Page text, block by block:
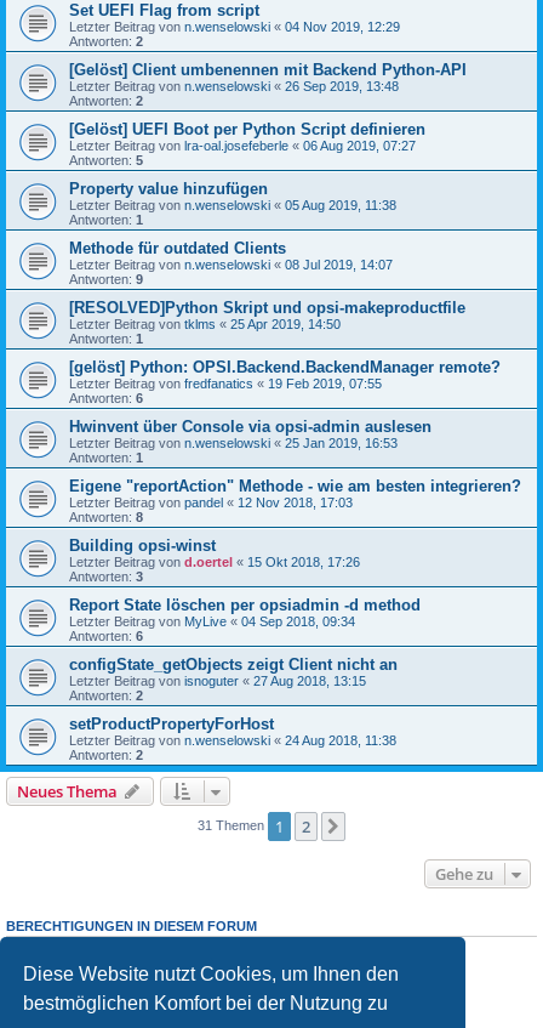
Diese Website nutzt Cookies, um Ihnen den
bestmöglichen Komfort bei der Nutzung zu
Set UEFI Flag from script
Letzter Beitrag von n.wenselowski « 04 Nov 2019, 12:29
Antworten: 2
[Gelöst] Client umbenennen mit Backend Python-API
Letzter Beitrag von n.wenselowski « 26 Sep 2019, 13:48
Antworten: 2
[Gelöst] UEFI Boot per Python Script definieren
Letzter Beitrag von lra-oal.josefeberle « 06 Aug 2019, 07:27
Antworten: 5
Property value hinzufügen
Letzter Beitrag von n.wenselowski « 05 Aug 2019, 11:38
Antworten: 1
Methode für outdated Clients
Letzter Beitrag von n.wenselowski « 08 Jul 2019, 14:07
Antworten: 9
[RESOLVED]Python Skript und opsi-makeproductfile
Letzter Beitrag von tklms « 25 Apr 2019, 14:50
Antworten: 1
[gelöst] Python: OPSI.Backend.BackendManager remote?
Letzter Beitrag von fredfanatics « 19 Feb 2019, 07:55
Antworten: 6
Hwinvent über Console via opsi-admin auslesen
Letzter Beitrag von n.wenselowski « 25 Jan 2019, 16:53
Antworten: 1
Eigene "reportAction" Methode - wie am besten integrieren?
Letzter Beitrag von pandel « 12 Nov 2018, 17:03
Antworten: 8
Building opsi-winst
Letzter Beitrag von d.oertel « 15 Okt 2018, 17:26
Antworten: 3
Report State löschen per opsiadmin -d method
Letzter Beitrag von MyLive « 04 Sep 2018, 09:34
Antworten: 6
configState_getObjects zeigt Client nicht an
Letzter Beitrag von isnoguter « 27 Aug 2018, 13:15
Antworten: 2
setProductPropertyForHost
Letzter Beitrag von n.wenselowski « 24 Aug 2018, 11:38
Antworten: 2
Neues Thema
31 Themen 1 2
Gehe zu
BERECHTIGUNGEN IN DIESEM FORUM
Sie dürfen
keine
Antworten zu Themen in diesem Forum erstellen.
Sie dürfen Ihre Beiträge in diesem Forumnicht ändern.
Sie dürfen Ihre Beiträge in diesem Forumnichtlöschen.
keine